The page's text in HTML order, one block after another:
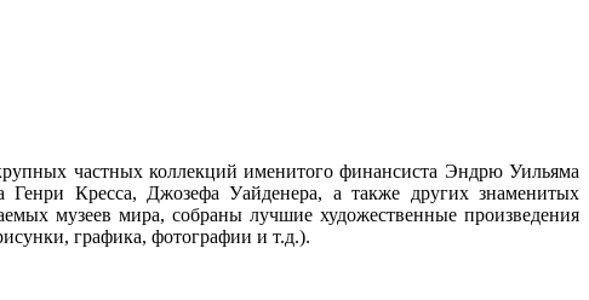
частных коллекций именитого финансиста Эндрю Уильяма
Кресса, Джозефа Уайденера, а также других знаменитых
музеев мира, собраны лучшие художественные произведения
графика, фотографии и т.д.).